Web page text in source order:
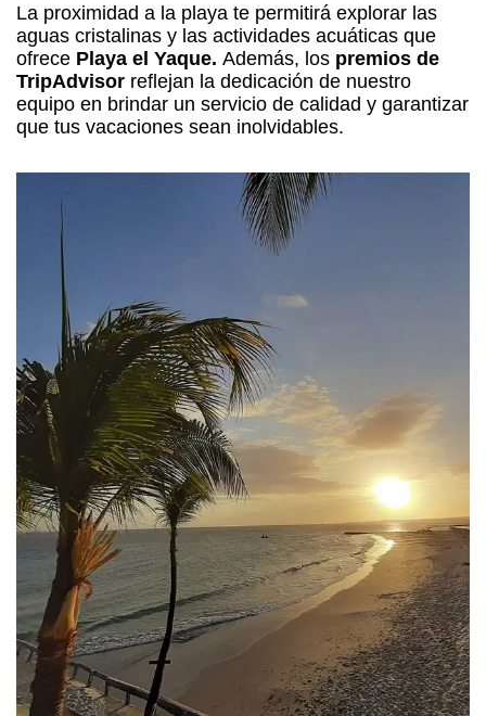
La proximidad a la playa te permitirá explorar las
aguas cristalinas y las actividades acuáticas que
ofrece Playa el Yaque. Además, los premios de
TripAdvisor reflejan la dedicación de nuestro
equipo en brindar un servicio de calidad y garantizar
que tus vacaciones sean inolvidables.